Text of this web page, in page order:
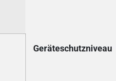
Geräteschutzniveau